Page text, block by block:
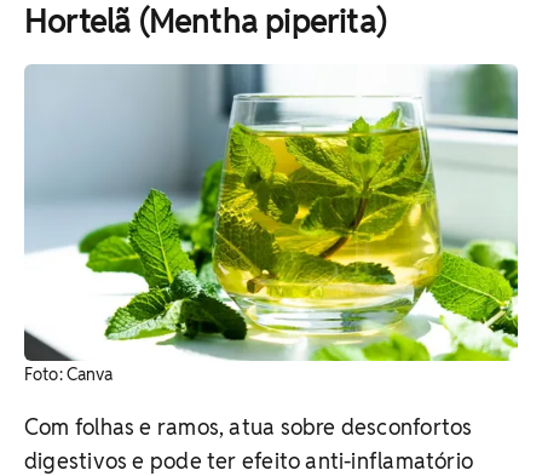
Hortelã (Mentha piperita)
​Foto: Canva
Com folhas e ramos, atua sobre desconfortos
digestivos e pode ter efeito anti-inflamatório